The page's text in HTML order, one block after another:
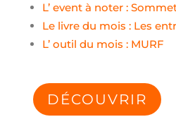
L’ event à noter :
Le livre du mois : Les
L’ outil du mois : MURF
DÉCOUVRIR